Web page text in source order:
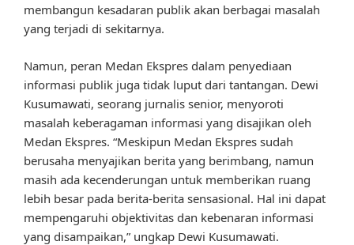
membangun kesadaran publik akan berbagai masalah
yang terjadi di sekitarnya.
Namun, peran Medan Ekspres dalam penyediaan
informasi publik juga tidak luput dari tantangan. Dewi
Kusumawati, seorang jurnalis senior, menyoroti
masalah keberagaman informasi yang disajikan oleh
Medan Ekspres. “Meskipun Medan Ekspres sudah
berusaha menyajikan berita yang berimbang, namun
masih ada kecenderungan untuk memberikan ruang
lebih besar pada berita-berita sensasional. Hal ini dapat
mempengaruhi objektivitas dan kebenaran informasi
yang disampaikan,” ungkap Dewi Kusumawati.